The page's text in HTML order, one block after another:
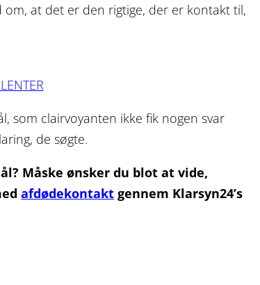
at det er den rigtige, der er kontakt til,
som clairvoyanten ikke fik nogen svar
de søgte.
Måske ønsker du blot at vide,
afdødekontakt gennem Klarsyn24’s